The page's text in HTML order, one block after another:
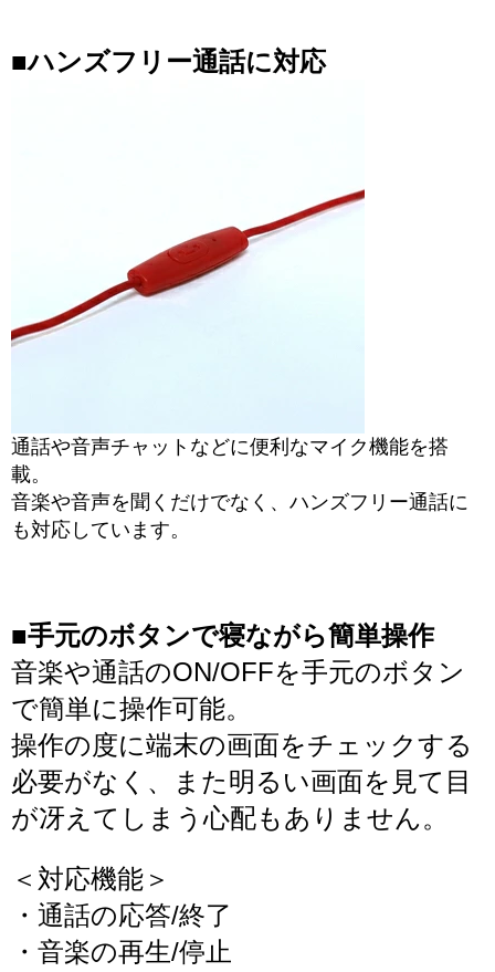
■ハンズフリー通話に対応
通話や音声チャットなどに便利なマイク機能を搭
載。
音楽や音声を聞くだけでなく、ハンズフリー通話に
も対応しています。
■手元のボタンで寝ながら簡単操作
音楽や通話のON/OFFを手元のボタン
で簡単に操作可能。
操作の度に端末の画面をチェックする
必要がなく、また明るい画面を見て目
が冴えてしまう心配もありません。
＜対応機能＞
・通話の応答/終了
・音楽の再生/停止